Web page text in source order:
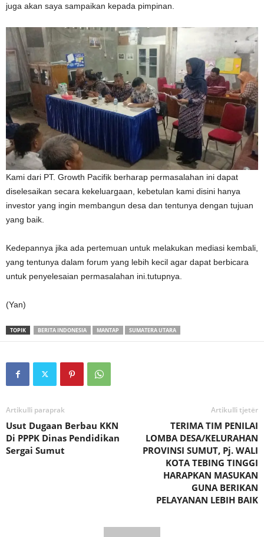
juga akan saya sampaikan kepada pimpinan.
Kami dari PT. Growth Pacifik berharap permasalahan ini dapat
diselesaikan secara kekeluargaan, kebetulan kami disini hanya
investor yang ingin membangun desa dan tentunya dengan tujuan
yang baik.
Kedepannya jika ada pertemuan untuk melakukan mediasi kembali,
yang tentunya dalam forum yang lebih kecil agar dapat berbicara
untuk penyelesaian permasalahan ini.tutupnya.
(Yan)
TOPIK BERITA INDONESIA MANTAP SUMATERA UTARA
Artikulli paraprak
Usut Dugaan Berbau KKN
Di PPPK Dinas Pendidikan
Sergai Sumut
Artikulli tjetër
TERIMA TIM PENILAI
LOMBA DESA/KELURAHAN
PROVINSI SUMUT, Pj. WALI
KOTA TEBING TINGGI
HARAPKAN MASUKAN
GUNA BERIKAN
PELAYANAN LEBIH BAIK